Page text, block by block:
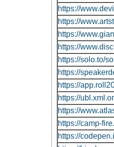
https://
https://
https://
https://
https://solo.to/
https://
https://
https://
https://
https://camp-
https://